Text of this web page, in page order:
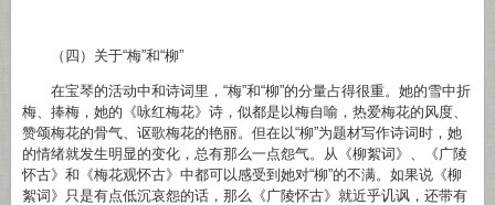
（四）关于“梅”和“柳”
在宝琴的活动中和诗词里，“梅”和“柳”的分量占得很重。她的雪中折
梅、捧梅，她的《咏红梅花》诗，似都是以梅自喻，热爱梅花的风度、
赞颂梅花的骨气、讴歌梅花的艳丽。但在以“柳”为题材写作诗词时，她
的情绪就发生明显的变化，总有那么一点怨气。从《柳絮词》、《广陵
怀古》和《梅花观怀古》中都可以感受到她对“柳”的不满。如果说《柳
絮词》只是有点低沉哀怨的话，那么《广陵怀古》就近乎讥讽，还带有